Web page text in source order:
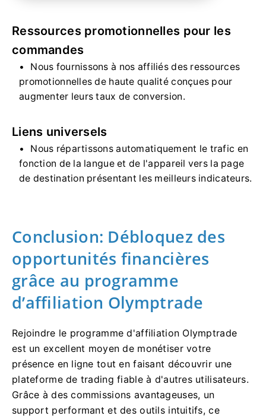
Ressources promotionnelles pour les
commandes
Nous fournissons à nos affiliés des ressources
promotionnelles de haute qualité conçues pour
augmenter leurs taux de conversion.
Liens universels
Nous répartissons automatiquement le trafic en
fonction de la langue et de l'appareil vers la page
de destination présentant les meilleurs indicateurs.
Conclusion: Débloquez des
opportunités financières
grâce au programme
d’affiliation Olymptrade
Rejoindre le programme d'affiliation Olymptrade
est un excellent moyen de monétiser votre
présence en ligne tout en faisant découvrir une
plateforme de trading fiable à d'autres utilisateurs.
Grâce à des commissions avantageuses, un
support performant et des outils intuitifs, ce